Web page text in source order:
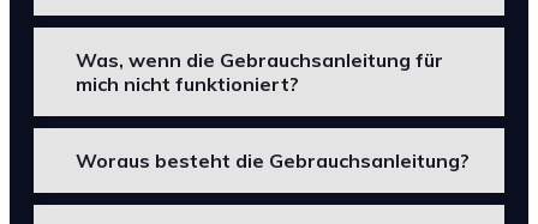
Was, wenn die Gebrauchsanleitung für
mich nicht funktioniert?
Woraus besteht die Gebrauchsanleitung?